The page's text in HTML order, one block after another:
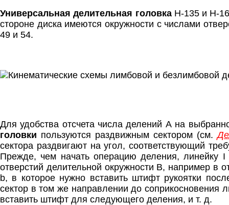
Универсальная делительная головкаН-135 и Н-
стороне диска имеются окружности с числами
49 и 54.
Для удобства отсчета числа делений А на
головки пользуются раздвижным сектором (см.
сектора раздвигают на угол, соответствующий
Прежде, чем начать операцию деления, линейку
отверстий делительной окружности В, например в
b, в которое нужно вставить штифт рукоятки
сектор в том же направлении до соприкосновения
вставить штифт для следующего деления, и т. д.